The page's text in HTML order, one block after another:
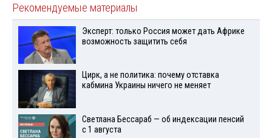
Рекомендуемые материалы
Эксперт: только Россия может дать Африке
возможность защитить себя
Цирк, а не политика: почему отставка
кабмина Украины ничего не меняет
Светлана Бессараб — об индексации пенсий
с 1 августа